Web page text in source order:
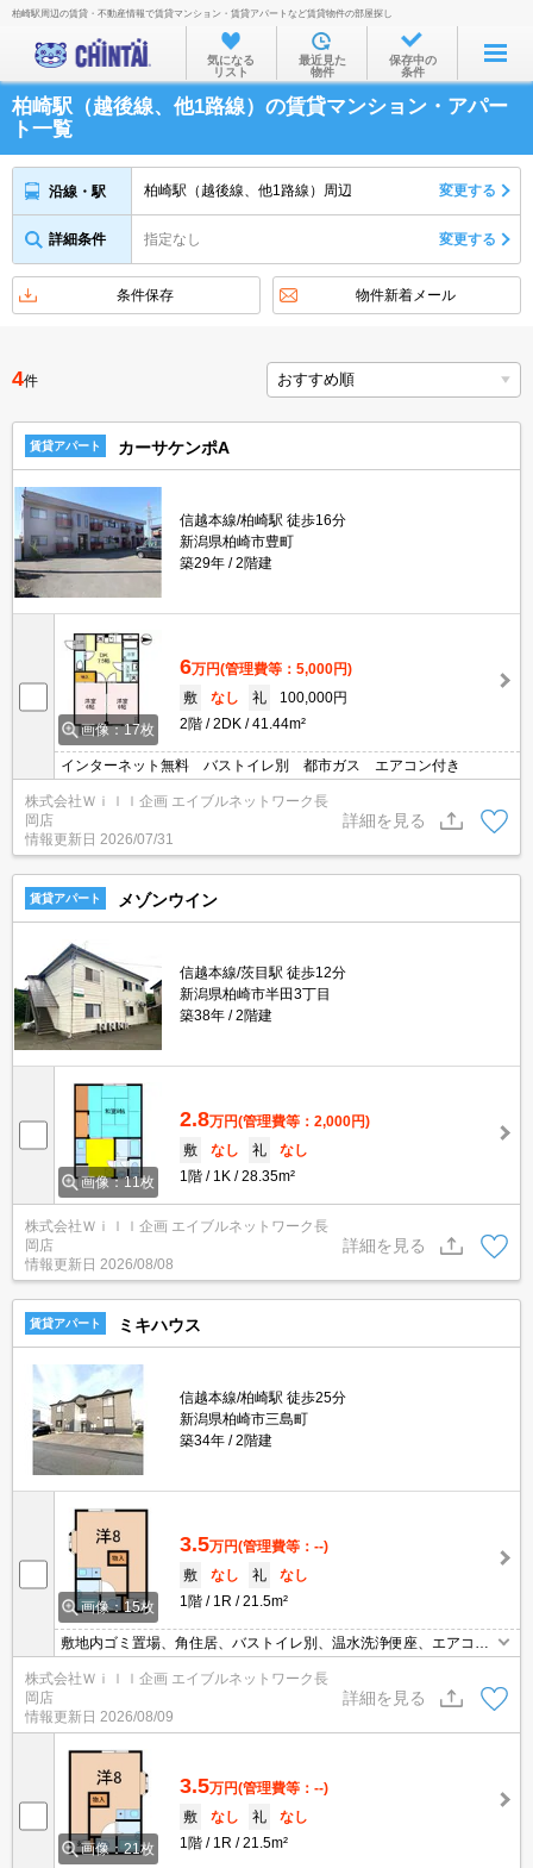
お部屋を探す
沿線・駅から
住所から
家賃相場から
不動産会社から
柏崎駅周辺の賃貸・不動産情報で賃貸マンション・賃貸アパートなど賃貸物件の部屋探し
気になる
リスト
最近見た
物件
保存中の
条件
柏崎駅（越後線、他1路線）の賃貸マンション・アパー
ト一覧
沿線・駅 柏崎駅（越後線、他1路線）周辺 変更する
詳細条件 指定なし 変更する
条件保存 物件新着メール
4件
賃貸アパート カーサケンポA
信越本線/柏崎駅 徒歩16分
新潟県柏崎市豊町
築29年
2階建
画像：17枚
6万円(管理費等：5,000円)
敷
なし 礼
100,000円
2階
2DK 41.44m²
インターネット無料 バストイレ別 都市ガス エアコン付き
株式会社Ｗｉｌｌ企画 エイブルネットワーク長
岡店
情報更新日 2026/07/31
詳細を見る
賃貸アパート メゾンウイン
信越本線/茨目駅 徒歩12分
新潟県柏崎市半田3丁目
築38年
2階建
画像：11枚
2.8万円(管理費等：2,000円)
敷
なし 礼
なし
1階
1K 28.35m²
株式会社Ｗｉｌｌ企画 エイブルネットワーク長
岡店
情報更新日 2026/08/08
詳細を見る
賃貸アパート ミキハウス
信越本線/柏崎駅 徒歩25分
新潟県柏崎市三島町
築34年
2階建
画像：15枚
3.5万円(管理費等：--)
敷
なし 礼
なし
1階
1R 21.5m²
敷地内ゴミ置場、角住居、バストイレ別、温水洗浄便座、エアコ
ン、都市ガス、即入居可、家電相談
株式会社Ｗｉｌｌ企画 エイブルネットワーク長
岡店
情報更新日 2026/08/09
詳細を見る
画像：21枚
3.5万円(管理費等：--)
敷
なし 礼
なし
1階
1R 21.5m²